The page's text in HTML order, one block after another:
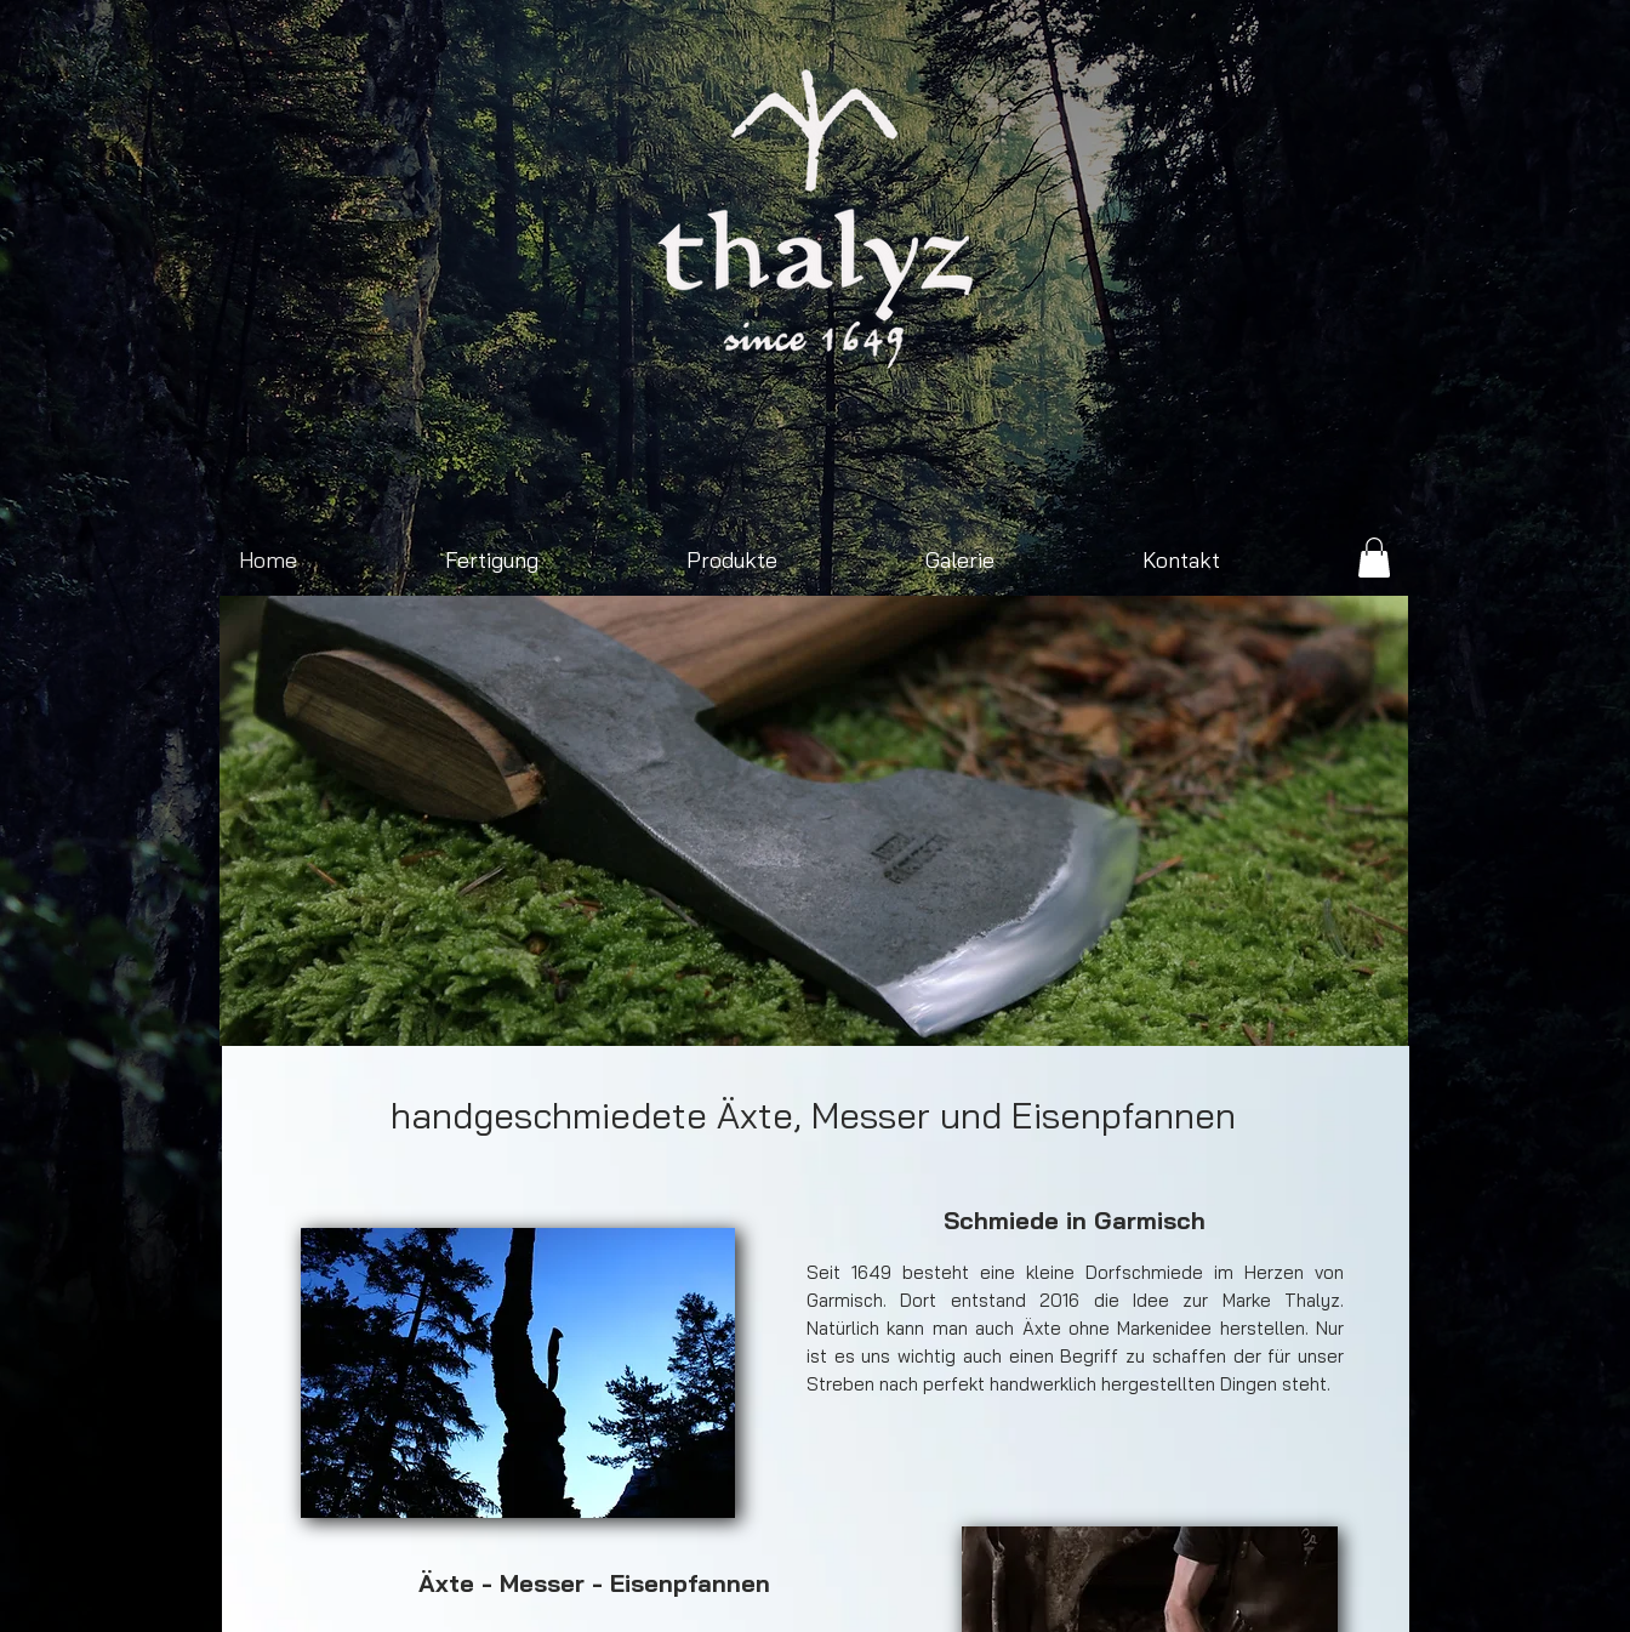
Home Fertigung Produkte Galerie Kontakt
Seit 1649 besteht eine kleine Dorfschmiede im Herzen von
Garmisch. Dort entstand 2016 die Idee zur Marke Thalyz.
Natürlich kann man auch Äxte ohne Markenidee herstellen. Nur
ist es uns wichtig auch einen Begriff zu schaffen der für unser
Streben nach perfekt handwerklich hergestellten Dingen steht.
handgeschmiedete Äxte, Messer und Eisenpfannen
Schmiede in Garmisch
Äxte - Messer - Eisenpfannen